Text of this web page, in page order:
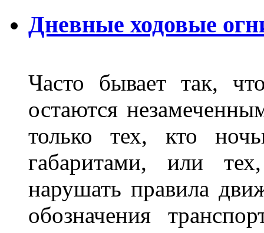
Дневные ходовые
Часто бывает так,
остаются
только тех, кто
габаритами, или
нарушать правила
обозначения